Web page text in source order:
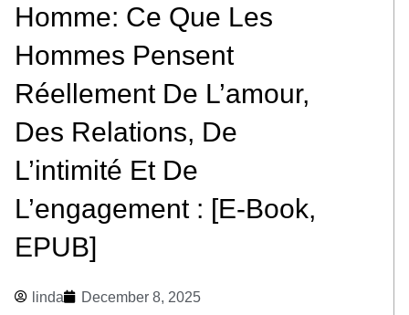
Homme: Ce Que Les
Hommes Pensent
Réellement De L’amour,
Des Relations, De
L’intimité Et De
L’engagement : [E-Book,
EPUB]
linda December 8, 2025